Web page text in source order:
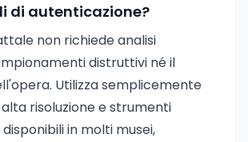
di autenticazione?
non richiede analisi
distruttivi né il
Utilizza semplicemente
risoluzione e strumenti
in molti musei,